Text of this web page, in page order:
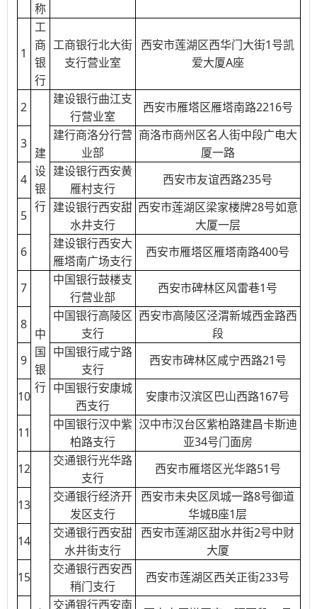
称
1
工
商
银
行
工商银行北大街
支行营业室
西安市莲湖区西华门大街1号凯
爱大厦A座
2
建
设
银
行
建设银行曲江支
行营业室
西安市雁塔区雁塔南路2216号
3
建行商洛分行营
业部
商洛市商州区名人街中段广电大
厦一路
4
建设银行西安黄
雁村支行
西安市友谊西路235号
5
建设银行西安甜
水井支行
西安市莲湖区梁家楼牌28号如意
大厦一层
6
建设银行西安大
雁塔南广场支行
西安市雁塔区雁塔南路400号
7
中
国
银
行
中国银行鼓楼支
行营业部
西安市碑林区风雷巷1号
8
中国银行高陵区
支行
西安市高陵区泾渭新城西金路西
段
9
中国银行咸宁路
支行
西安市碑林区咸宁西路21号
10
中国银行安康城
西支行
安康市汉滨区巴山西路167号
11
中国银行汉中紫
柏路支行
汉中市汉台区紫柏路建昌卡斯迪
亚34号门面房
12
交通银行光华路
支行
西安市雁塔区光华路51号
13
交通银行经济开
发区支行
西安市未央区凤城一路8号御道
华城B座1层
14
交通银行西安甜
水井街支行
西安市莲湖区甜水井街2号中财
大厦
15
交通银行西安西
稍门支行
西安市莲湖区西关正街233号
交通银行西安南